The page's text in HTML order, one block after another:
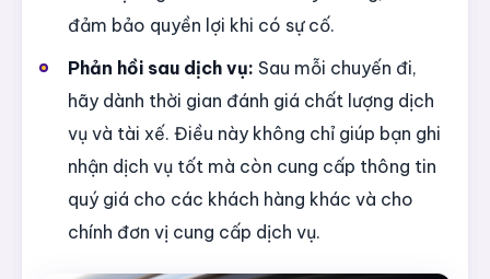
đảm bảo quyền lợi khi có sự cố.
Phản hồi sau dịch vụ: Sau mỗi chuyến đi,
hãy dành thời gian đánh giá chất lượng dịch
vụ và tài xế. Điều này không chỉ giúp bạn ghi
nhận dịch vụ tốt mà còn cung cấp thông tin
quý giá cho các khách hàng khác và cho
chính đơn vị cung cấp dịch vụ.